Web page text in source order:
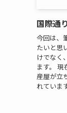
国際通
今回は、
たいと思
けでなく
ます。
産屋が立
れていま